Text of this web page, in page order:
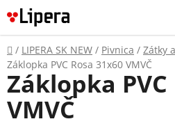
Prejsť
na
obsah
Domov
/ LIPERA SK NEW / Pivnica / Zátky
Záklopka PVC Rosa 31x60 VMVČ
Záklopka PVC
VMVČ